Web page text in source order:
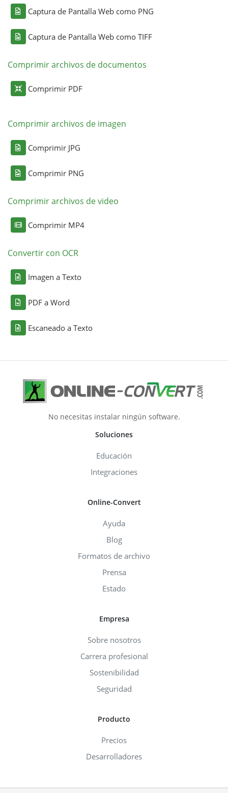
Captura de Pantalla Web como PNG
Captura de Pantalla Web como TIFF
Comprimir archivos de documentos
Comprimir PDF
Comprimir archivos de imagen
Comprimir JPG
Comprimir PNG
Comprimir archivos de video
Comprimir MP4
Convertir con OCR
Imagen a Texto
PDF a Word
Escaneado a Texto
No necesitas instalar ningún software.
Soluciones
Educación
Integraciones
Online-Convert
Ayuda
Blog
Formatos de archivo
Prensa
Estado
Empresa
Sobre nosotros
Carrera profesional
Sostenibilidad
Seguridad
Producto
Precios
Desarrolladores